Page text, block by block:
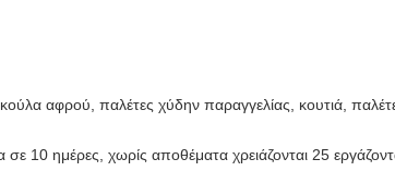
αφρού, παλέτες χύδην παραγγελίας, κουτιά,
10 ημέρες, χωρίς αποθέματα χρειάζονται 25